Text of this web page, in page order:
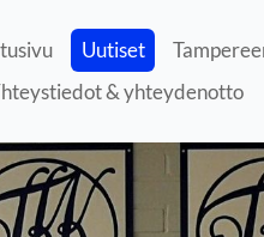
Uutiset
& yhteydenotto